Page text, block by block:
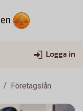
Logga in
Företagslån